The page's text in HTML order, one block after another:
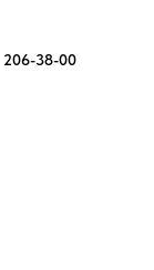
206-38-00